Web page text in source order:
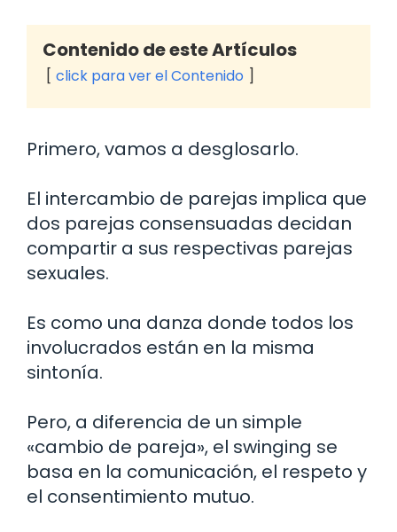
Contenido de este Artículos
click para ver el Contenido
Primero, vamos a desglosarlo.
El intercambio de parejas implica que
dos parejas consensuadas decidan
compartir a sus respectivas parejas
sexuales.
Es como una danza donde todos los
involucrados están en la misma
sintonía.
Pero, a diferencia de un simple
«cambio de pareja», el swinging se
basa en la comunicación, el respeto y
el consentimiento mutuo.